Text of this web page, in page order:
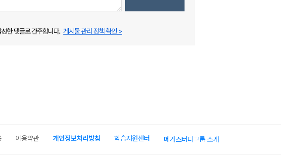
한 댓글로 간주합니다. 게시물 관리 정책 확인 >
이용약관 개인정보처리방침 학습지원센터 메가스터디그룹 소개